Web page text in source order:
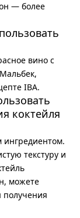
— более
вино с
IBA.
коктейля
ингредиентом.
текстуру и
можете
получения